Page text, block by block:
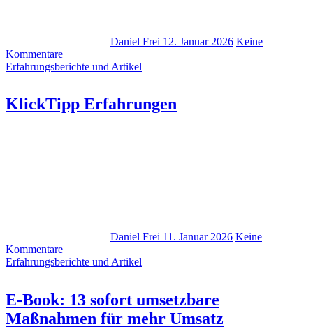
Daniel Frei 12. Januar 2026 Keine
Kommentare
Erfahrungsberichte und Artikel
KlickTipp Erfahrungen
Daniel Frei 11. Januar 2026 Keine
Kommentare
Erfahrungsberichte und Artikel
E‑Book: 13 sofort umsetzbare
Maßnahmen für mehr Umsatz